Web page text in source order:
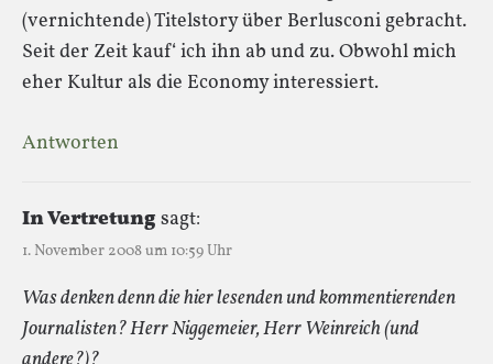
(vernichtende) Titelstory über Berlusconi gebracht.
Seit der Zeit kauf‘ ich ihn ab und zu. Obwohl mich
eher Kultur als die Economy interessiert.
Antworten
In Vertretungsagt:
1. November 2008 um 10:59 Uhr
Was denken denn die hier lesenden und kommentierenden
Journalisten? Herr Niggemeier, Herr Weinreich (und